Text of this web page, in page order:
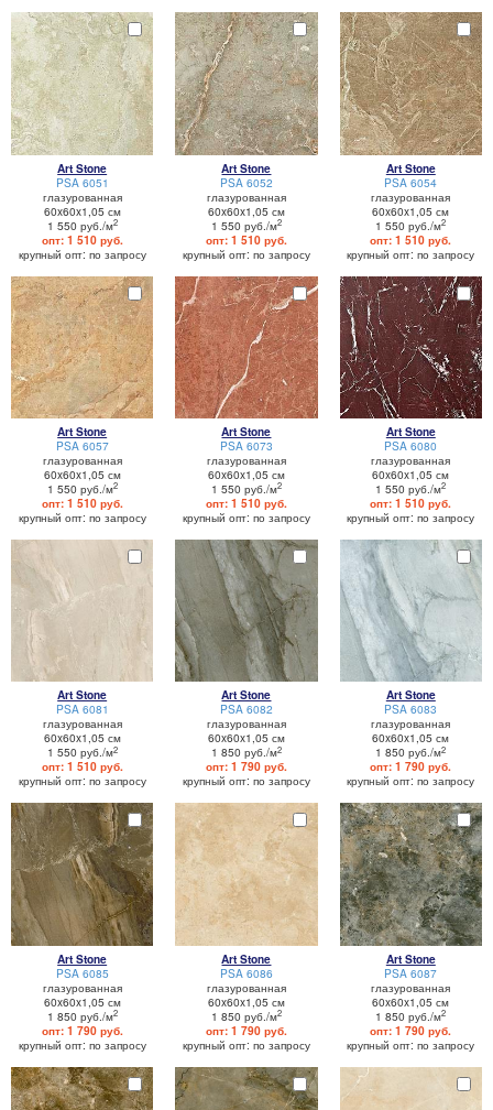
Art Stone
PSA 6051
глазурованная
60x60x1,05 см
1 550 руб./м2
опт: 1 510 руб.
крупный опт: по запросу
Art Stone
PSA 6052
глазурованная
60x60x1,05 см
1 550 руб./м2
опт: 1 510 руб.
крупный опт: по запросу
Art Stone
PSA 6054
глазурованная
60x60x1,05 см
1 550 руб./м2
опт: 1 510 руб.
крупный опт: по запросу
Art Stone
PSA 6057
глазурованная
60x60x1,05 см
1 550 руб./м2
опт: 1 510 руб.
крупный опт: по запросу
Art Stone
PSA 6073
глазурованная
60x60x1,05 см
1 550 руб./м2
опт: 1 510 руб.
крупный опт: по запросу
Art Stone
PSA 6080
глазурованная
60x60x1,05 см
1 550 руб./м2
опт: 1 510 руб.
крупный опт: по запросу
Art Stone
PSA 6081
глазурованная
60x60x1,05 см
1 550 руб./м2
опт: 1 510 руб.
крупный опт: по запросу
Art Stone
PSA 6082
глазурованная
60x60x1,05 см
1 850 руб./м2
опт: 1 790 руб.
крупный опт: по запросу
Art Stone
PSA 6083
глазурованная
60x60x1,05 см
1 850 руб./м2
опт: 1 790 руб.
крупный опт: по запросу
Art Stone
PSA 6085
глазурованная
60x60x1,05 см
1 850 руб./м2
опт: 1 790 руб.
крупный опт: по запросу
Art Stone
PSA 6086
глазурованная
60x60x1,05 см
1 850 руб./м2
опт: 1 790 руб.
крупный опт: по запросу
Art Stone
PSA 6087
глазурованная
60x60x1,05 см
1 850 руб./м2
опт: 1 790 руб.
крупный опт: по запросу